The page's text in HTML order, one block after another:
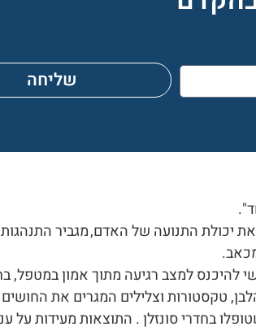
שליחה
יכולת התנועה של האדם, מגביר התנהגות
להיכנס למצב רגיעה מתוך אמון במטפל,
טקסטורות וצלילים המגרים את החושים
בחדרי סונזלן . התוצאות מעידות על